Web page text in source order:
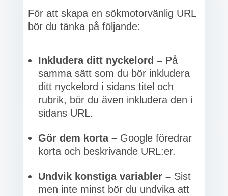
För att skapa en sökmotorvänlig URL
bör du tänka på följande:
Inkludera ditt nyckelord – På
samma sätt som du bör inkludera
ditt nyckelord i sidans titel och
rubrik, bör du även inkludera den i
sidans URL.
Gör dem korta – Google föredrar
korta och beskrivande URL:er.
Undvik konstiga variabler – Sist
men inte minst bör du undvika att